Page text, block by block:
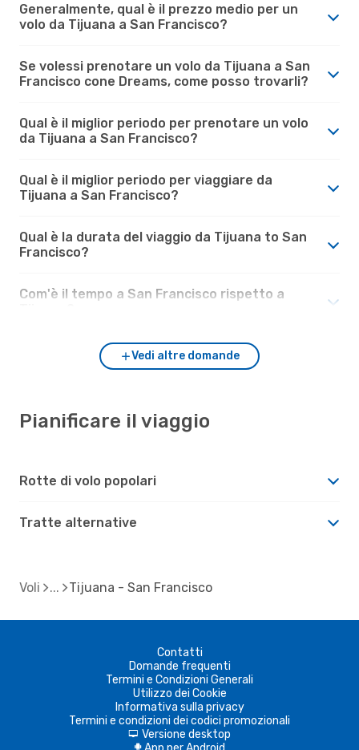
Generalmente, qual è il prezzo medio per un
volo da Tijuana a San Francisco?
Se volessi prenotare un volo da Tijuana a San
Francisco cone Dreams, come posso trovarli?
Qual è il miglior periodo per prenotare un volo
da Tijuana a San Francisco?
Qual è il miglior periodo per viaggiare da
Tijuana a San Francisco?
Qual è la durata del viaggio da Tijuana to San
Francisco?
Com'è il tempo a San Francisco rispetto a
Vedi altre domande
Pianificare il viaggio
Rotte di volo popolari
Tratte alternative
Voli Tijuana - San Francisco
Contatti
Domande frequenti
Termini e Condizioni Generali
Utilizzo dei Cookie
Informativa sulla privacy
Termini e condizioni dei codici promozionali
d Versione desktop